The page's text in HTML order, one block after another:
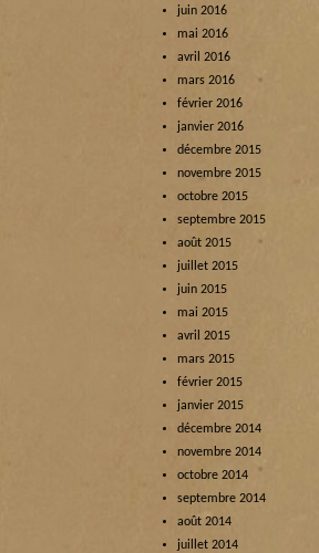
juin 2016
mai 2016
avril 2016
mars 2016
février 2016
janvier 2016
décembre 2015
novembre 2015
octobre 2015
septembre 2015
août 2015
juillet 2015
juin 2015
mai 2015
avril 2015
mars 2015
février 2015
janvier 2015
décembre 2014
novembre 2014
octobre 2014
septembre 2014
août 2014
juillet 2014